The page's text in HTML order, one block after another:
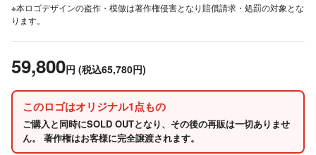
※本ロゴデザインの盗作・模倣は著作権侵害となり賠償請求・処罰の対象とな
ります。
59,800円 (税込65,780円)
このロゴはオリジナル1点もの
ご購入と同時にSOLD OUTとなり、その後の再販は一切ありませ
ん。 著作権はお客様に完全譲渡されます。